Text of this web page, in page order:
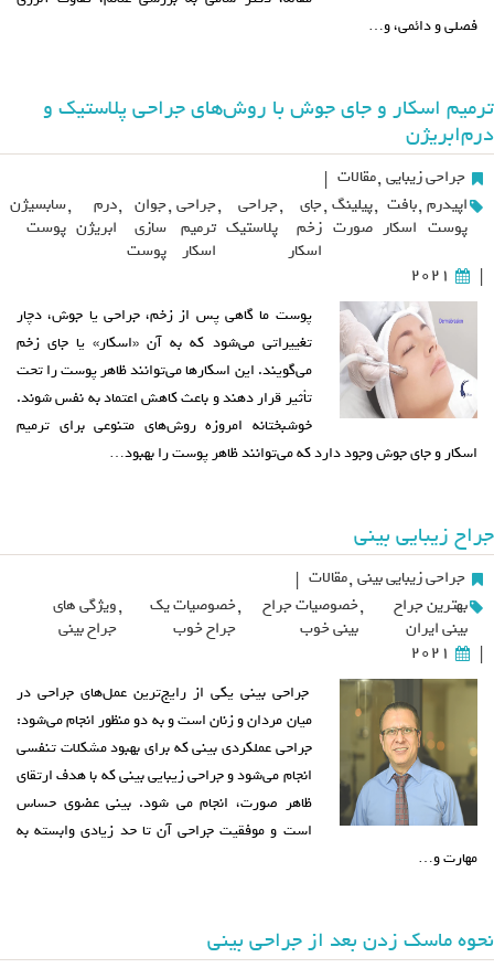
فصلی و دائمی، و…
ترمیم اسکار و جای جوش با روش‌های جراحی پلاستیک و
درم‌ابریژن
جراحی زیبایی ,مقالات |
اپیدرم
پوست
,بافت
اسکار
,پیلینگ
صورت
,جای
زخم
اسکار
,جراحی
پلاستیک
,جراحی
ترمیم
اسکار
,جوان
سازی
پوست
,درم
ابریژن
,سابسیژن
پوست
|
2021
پوست ما گاهی پس از زخم، جراحی یا جوش، دچار
تغییراتی می‌شود که به آن «اسکار» یا جای زخم
می‌گویند. این اسکارها می‌توانند ظاهر پوست را تحت
تأثیر قرار دهند و باعث کاهش اعتماد به نفس شوند.
خوشبختانه امروزه روش‌های متنوعی برای ترمیم
اسکار و جای جوش وجود دارد که می‌توانند ظاهر پوست را بهبود…
جراح زیبایی بینی
جراحی زیبایی بینی ,مقالات |
بهترین جراح
بینی ایران
,خصوصیات جراح
بینی خوب
,خصوصیات یک
جراح خوب
,ویژگی های
جراح بینی
|
2021
جراحی بینی یکی از رایج‌ترین عمل‌های جراحی در
میان مردان و زنان است و به دو منظور انجام می‌شود:
جراحی عملکردی بینی که برای بهبود مشکلات تنفسی
انجام می‌شود و جراحی زیبایی بینی که با هدف ارتقای
ظاهر صورت، انجام می شود. بینی عضوی حساس
است و موفقیت جراحی آن تا حد زیادی وابسته به
مهارت و…
نحوه ماسک زدن بعد از جراحی بینی